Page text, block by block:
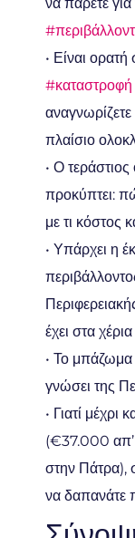
• Είναι
#καταστροφή
πλαίσιο
• Ο τεράστιος
προκύπτει:
με τι κόστος
• Υπάρχει η
έχει στα
• Το μπάζωμα
γνώσει της
• Γιατί
(€37.000 απ’
στην Πάτρα),
να δαπανάτε